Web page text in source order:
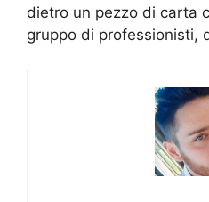
dietro un pezzo di carta
gruppo di professionisti,